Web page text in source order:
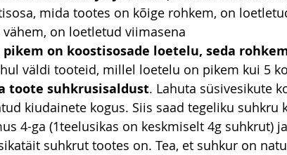
mida tootes on kõige rohkem, on
vähem, on loetletud viimasena
pikem on koostisosade loetelu, seda
väldi tooteid, millel loetelu on pikem kui 5
toote suhkrusisaldust. Lahuta süsivesikute
kiudainete kogus. Siis saad tegeliku suhkru
4-ga (1teelusikas on keskmiselt 4g suhkrut)
suhkrut tootes on. Tea, et suhkur on